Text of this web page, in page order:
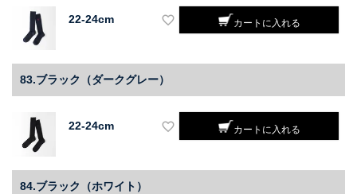
22-24cm カートに入れる
83.ブラック（ダークグレー）
22-24cm カートに入れる
84.ブラック（ホワイト）